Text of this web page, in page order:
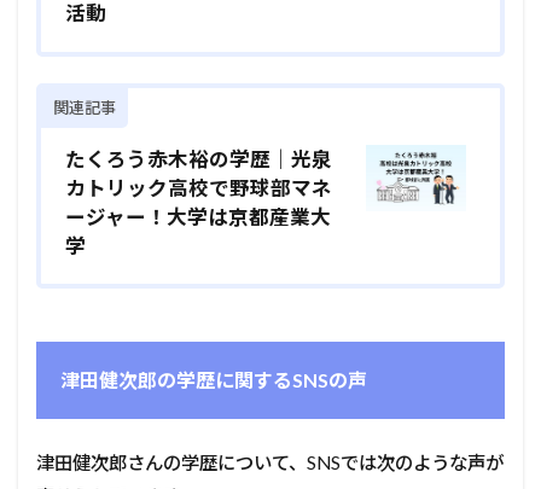
活動
関連記事
たくろう赤木裕の学歴｜光泉
カトリック高校で野球部マネ
ージャー！大学は京都産業大
学
津田健次郎の学歴に関するSNSの声
津田健次郎さんの学歴について、SNSでは次のような声が